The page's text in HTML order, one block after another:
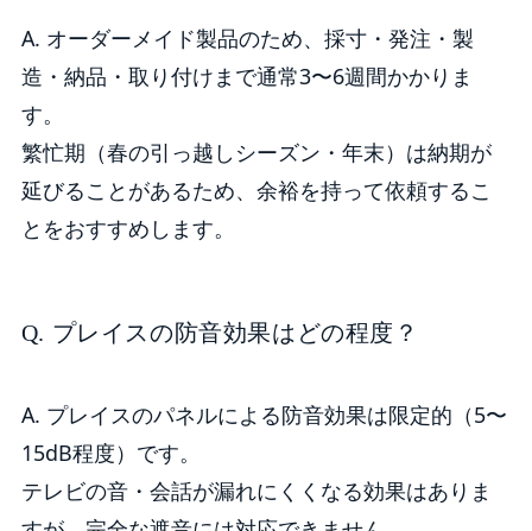
A. オーダーメイド製品のため、採寸・発注・製
造・納品・取り付けまで通常3〜6週間かかりま
す。
繁忙期（春の引っ越しシーズン・年末）は納期が
延びることがあるため、余裕を持って依頼するこ
とをおすすめします。
Q. プレイスの防音効果はどの程度？
A. プレイスのパネルによる防音効果は限定的（5〜
15dB程度）です。
テレビの音・会話が漏れにくくなる効果はありま